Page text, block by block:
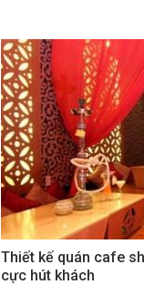
Thiết kế quán cafe
cực hút khách